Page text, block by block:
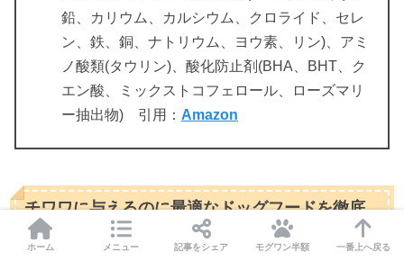
鉛、カリウム、カルシウム、クロライド、セレ
ン、鉄、銅、ナトリウム、ヨウ素、リン)、アミ
ノ酸類(タウリン)、酸化防止剤(BHA、BHT、ク
エン酸、ミックストコフェロール、ローズマリ
ー抽出物) 引用： Amazon
チワワに与えるのに最適なドッグフードを徹底
比較！
ホーム メニュー 記事をシェア モグワン半額 一番上へ戻る